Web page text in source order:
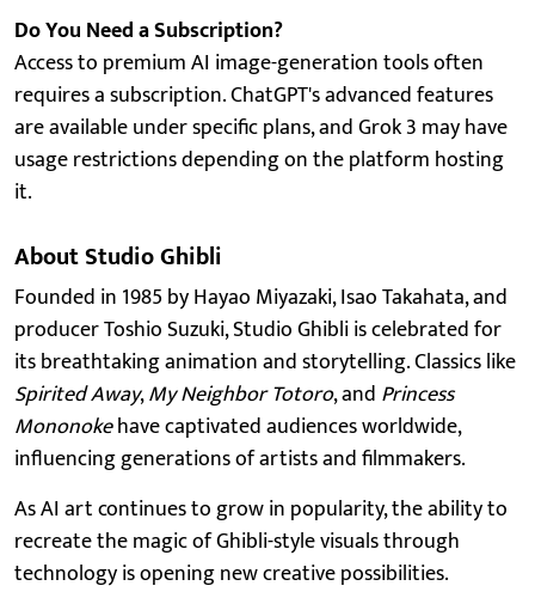
Do You Need a Subscription?
Access to premium AI image-generation tools often
requires a subscription. ChatGPT's advanced features
are available under specific plans, and Grok 3 may have
usage restrictions depending on the platform hosting
it.
About Studio Ghibli
Founded in 1985 by Hayao Miyazaki, Isao Takahata, and
producer Toshio Suzuki, Studio Ghibli is celebrated for
its breathtaking animation and storytelling. Classics like
Spirited Away,My Neighbor Totoro, and Princess
Mononokehave captivated audiences worldwide,
influencing generations of artists and filmmakers.
As AI art continues to grow in popularity, the ability to
recreate the magic of Ghibli-style visuals through
technology is opening new creative possibilities.